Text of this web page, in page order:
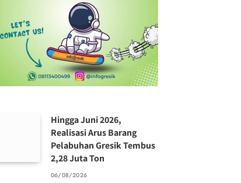
Hingga Juni 2026,
Realisasi Arus Barang
Pelabuhan Gresik Tembus
2,28 Juta Ton
06/08/2026